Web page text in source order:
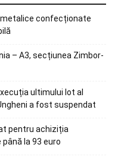
metalice confecționate
– A3, secțiunea Zimbor-
ultimului lot al
a fost suspendat
pentru achiziția
la 93 euro